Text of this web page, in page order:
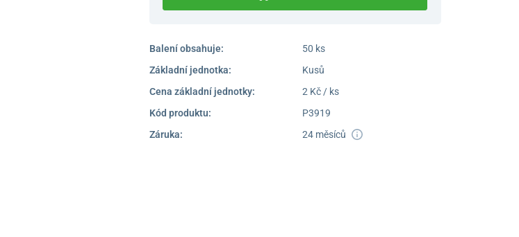
Balení obsahuje:
50 ks
Základní jednotka:
Kusů
Cena základní jednotky:
2 Kč / ks
Kód produktu:
P3919
Záruka:
24 měsíců